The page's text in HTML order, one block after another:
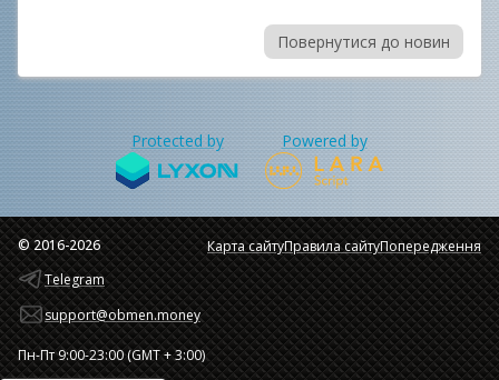
Повернутися до новин
Protected by Powered by
© 2016-2026 Карта сайтуПравила сайтуПопередження
Telegram
support@obmen.money
Пн-Пт 9:00-23:00 (GMT + 3:00)